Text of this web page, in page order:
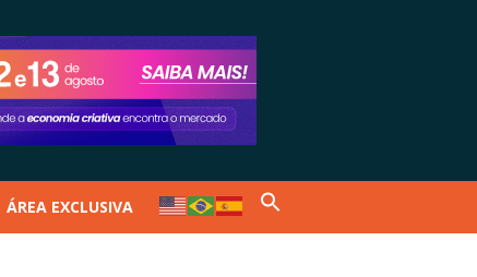
ÁREA EXCLUSIVA